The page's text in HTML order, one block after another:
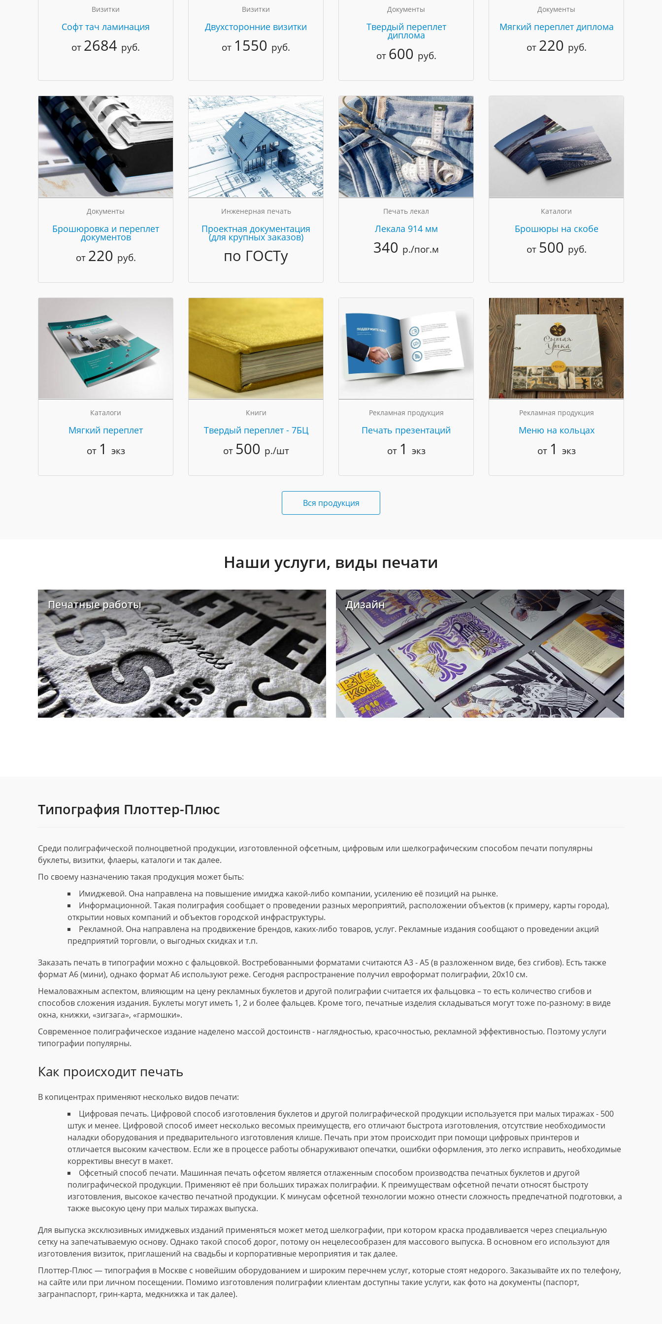
Визитки
Cофт тач ламинация
от 2684 руб.
Визитки
Двухсторонние визитки
от 1550 руб.
Документы
Твердый переплет
диплома
от 600 руб.
Документы
Мягкий переплет диплома
от 220 руб.
Документы
Брошюровка и переплет
документов
от 220 руб.
Инженерная печать
Проектная документация
(для крупных заказов)
по ГОСТу
Печать лекал
Лекала 914 мм
340 р./пог.м
Каталоги
Брошюры на скобе
от 500 руб.
Каталоги
Мягкий переплет
от 1 экз
Книги
Твердый переплет - 7БЦ
от 500 р./шт
Рекламная продукция
Печать презентаций
от 1 экз
Рекламная продукция
Меню на кольцах
от 1 экз
Вся продукция
Наши услуги, виды печати
Печатные работы Дизайн
Типография Плоттер-Плюс
Среди полиграфической полноцветной продукции, изготовленной офсетным, цифровым или шелкографическим способом печати популярны
буклеты, визитки, флаеры, каталоги и так далее.
По своему назначению такая продукция может быть:
Имиджевой. Она направлена на повышение имиджа какой-либо компании, усилению её позиций на рынке.
Информационной. Такая полиграфия сообщает о проведении разных мероприятий, расположении объектов (к примеру, карты города),
открытии новых компаний и объектов городской инфраструктуры.
Рекламной. Она направлена на продвижение брендов, каких-либо товаров, услуг. Рекламные издания сообщают о проведении акций
предприятий торговли, о выгодных скидках и т.п.
Заказать печать в типографии можно с фальцовкой. Востребованными форматами считаются А3 - А5 (в разложенном виде, без сгибов). Есть также
формат А6 (мини), однако формат А6 используют реже. Сегодня распространение получил евроформат полиграфии, 20х10 см.
Немаловажным аспектом, влияющим на цену рекламных буклетов и другой полиграфии считается их фальцовка – то есть количество сгибов и
способов сложения издания. Буклеты могут иметь 1, 2 и более фальцев. Кроме того, печатные изделия складываться могут тоже по-разному: в виде
окна, книжки, «зигзага», «гармошки».
Современное полиграфическое издание наделено массой достоинств - наглядностью, красочностью, рекламной эффективностью. Поэтому услуги
типографии популярны.
Как происходит печать
В копицентрах применяют несколько видов печати:
Цифровая печать. Цифровой способ изготовления буклетов и другой полиграфической продукции используется при малых тиражах - 500
штук и менее. Цифровой способ имеет несколько весомых преимуществ, его отличают быстрота изготовления, отсутствие необходимости
наладки оборудования и предварительного изготовления клише. Печать при этом происходит при помощи цифровых принтеров и
отличается высоким качеством. Если же в процессе работы обнаруживают опечатки, ошибки оформления, это легко исправить, необходимые
коррективы внесут в макет.
Офсетный способ печати. Машинная печать офсетом является отлаженным способом производства печатных буклетов и другой
полиграфической продукции. Применяют её при больших тиражах полиграфии. К преимуществам офсетной печати относят быстроту
изготовления, высокое качество печатной продукции. К минусам офсетной технологии можно отнести сложность предпечатной подготовки, а
также высокую цену при малых тиражах выпуска.
Для выпуска эксклюзивных имиджевых изданий применяться может метод шелкографии, при котором краска продавливается через специальную
сетку на запечатываемую основу. Однако такой способ дорог, потому он нецелесообразен для массового выпуска. В основном его используют для
изготовления визиток, приглашений на свадьбы и корпоративные мероприятия и так далее.
Плоттер-Плюс — типография в Москве с новейшим оборудованием и широким перечнем услуг, которые стоят недорого. Заказывайте их по телефону,
на сайте или при личном посещении. Помимо изготовления полиграфии клиентам доступны такие услуги, как фото на документы (паспорт,
загранпаспорт, грин-карта, медкнижка и так далее).